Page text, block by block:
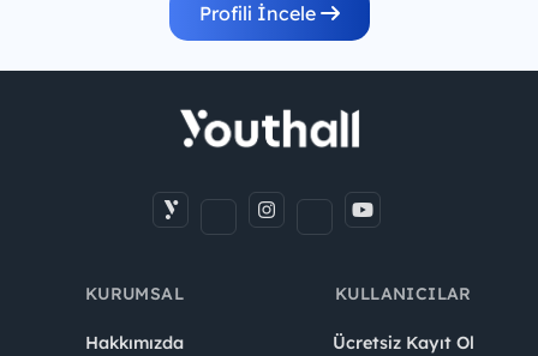
Profili İncele
KURUMSAL
Hakkımızda
KULLANICILAR
Ücretsiz Kayıt Ol